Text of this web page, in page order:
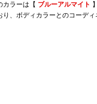
カラーは【 ブルーアルマイト
り、ボディカラーとのコーデ